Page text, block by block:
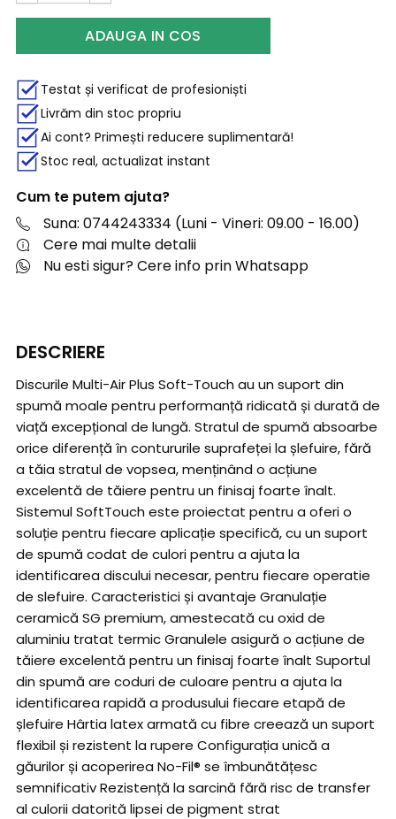
ADAUGA IN COS
Testat și verificat de profesioniști
Livrăm din stoc propriu
Ai cont? Primești reducere suplimentară!
Stoc real, actualizat instant
Cum te putem ajuta?
Suna: 0744243334 (Luni - Vineri: 09.00 - 16.00)
Cere mai multe detalii
Nu esti sigur? Cere info prin Whatsapp
DESCRIERE
Discurile Multi-Air Plus Soft-Touch au un suport din
spumă moale pentru performanță ridicată și durată de
viață excepțional de lungă. Stratul de spumă absoarbe
orice diferență în contururile suprafeței la șlefuire, fără
a tăia stratul de vopsea, menținând o acțiune
excelentă de tăiere pentru un finisaj foarte înalt.
Sistemul SoftTouch este proiectat pentru a oferi o
soluție pentru fiecare aplicație specifică, cu un suport
de spumă codat de culori pentru a ajuta la
identificarea discului necesar, pentru fiecare operatie
de slefuire. Caracteristici și avantaje Granulație
ceramică SG premium, amestecată cu oxid de
aluminiu tratat termic Granulele asigură o acțiune de
tăiere excelentă pentru un finisaj foarte înalt Suportul
din spumă are coduri de culoare pentru a ajuta la
identificarea rapidă a produsului fiecare etapă de
șlefuire Hârtia latex armată cu fibre creează un suport
flexibil și rezistent la rupere Configurația unică a
găurilor și acoperirea No-Fil® se îmbunătățesc
semnificativ Rezistență la sarcină fără risc de transfer
al culorii datorită lipsei de pigment strat